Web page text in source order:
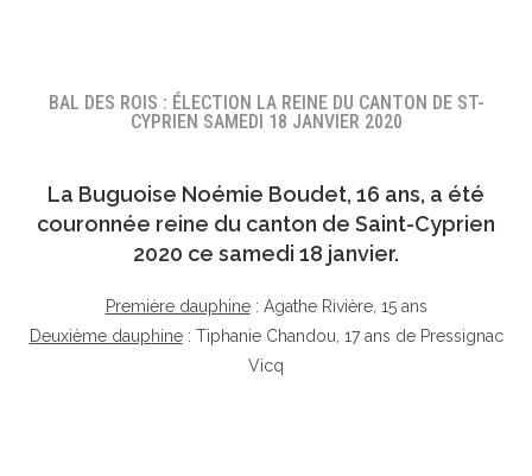
BAL DES ROIS : ÉLECTION LA REINE DU CANTON DE ST-
CYPRIEN SAMEDI 18 JANVIER 2020
La Buguoise Noémie Boudet, 16 ans, a été
couronnée reine du canton de Saint-Cyprien
2020 ce samedi 18 janvier.
Première dauphine: Agathe Rivière, 15 ans
Deuxième dauphine: Tiphanie Chandou, 17 ans de Pressignac
Vicq